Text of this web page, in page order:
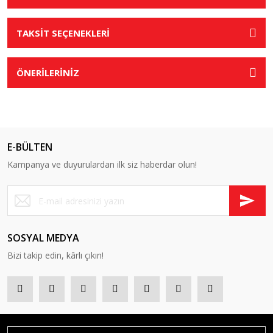
TAKSİT SEÇENEKLERİ
ÖNERİLERİNİZ
E-BÜLTEN
Kampanya ve duyurulardan ilk siz haberdar olun!
SOSYAL MEDYA
Bizi takip edin, kârlı çıkın!